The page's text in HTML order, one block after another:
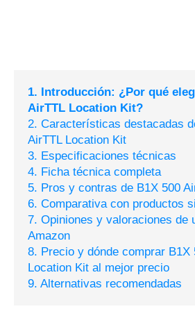
1. Introducción: ¿Por qué
AirTTL Location Kit?
2. Características destacadas
AirTTL Location Kit
3. Especificaciones técnicas
4. Ficha técnica completa
5. Pros y contras de B1X 500
6. Comparativa con productos
7. Opiniones y valoraciones de
Amazon
8. Precio y dónde comprar B1X
Location Kit al mejor precio
9. Alternativas recomendadas